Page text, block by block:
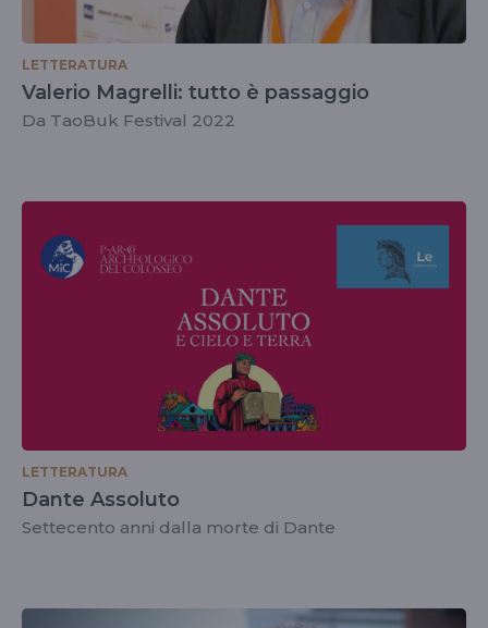
LETTERATURA
Valerio Magrelli: tutto è passaggio
Da TaoBuk Festival 2022
LETTERATURA
Dante Assoluto
Settecento anni dalla morte di Dante